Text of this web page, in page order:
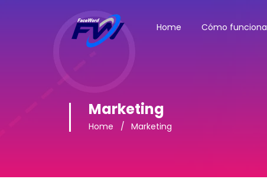
Home Cómo funciona
Marketing
Home Marketing